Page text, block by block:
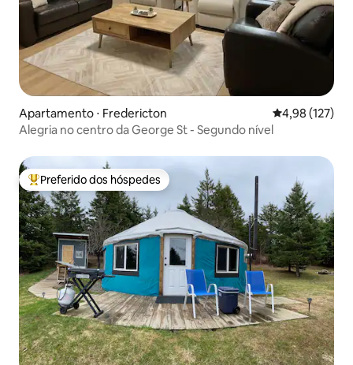
Apartamento ⋅ Fredericton 4,98 de uma
4,98 (127)
Alegria no centro da George St - Segundo nível
Entre os melhores preferidos dos hóspedes
Preferido dos hóspedes